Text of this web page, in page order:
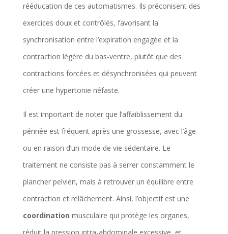
rééducation de ces automatismes. Ils préconisent des
exercices doux et contrôlés, favorisant la
synchronisation entre l’expiration engagée et la
contraction légère du bas-ventre, plutôt que des
contractions forcées et désynchronisées qui peuvent
créer une hypertonie néfaste.
Il est important de noter que l’affaiblissement du
périnée est fréquent après une grossesse, avec l’âge
ou en raison d’un mode de vie sédentaire. Le
traitement ne consiste pas à serrer constamment le
plancher pelvien, mais à retrouver un équilibre entre
contraction et relâchement. Ainsi, l’objectif est une
coordination musculaire qui protège les organes,